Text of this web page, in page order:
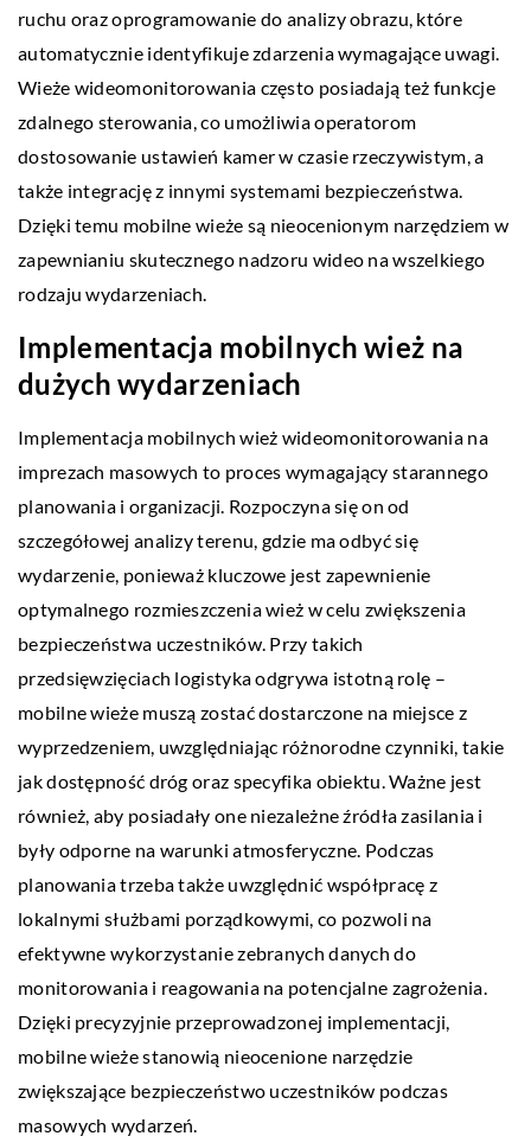
ruchu oraz oprogramowanie do analizy obrazu, które
automatycznie identyfikuje zdarzenia wymagające uwagi.
Wieże wideomonitorowania często posiadają też funkcje
zdalnego sterowania, co umożliwia operatorom
dostosowanie ustawień kamer w czasie rzeczywistym, a
także integrację z innymi systemami bezpieczeństwa.
Dzięki temu mobilne wieże są nieocenionym narzędziem w
zapewnianiu skutecznego nadzoru wideo na wszelkiego
rodzaju wydarzeniach.
Implementacja mobilnych wież na
dużych wydarzeniach
Implementacja mobilnych wież wideomonitorowania na
imprezach masowych to proces wymagający starannego
planowania i organizacji. Rozpoczyna się on od
szczegółowej analizy terenu, gdzie ma odbyć się
wydarzenie, ponieważ kluczowe jest zapewnienie
optymalnego rozmieszczenia wież w celu zwiększenia
bezpieczeństwa uczestników. Przy takich
przedsięwzięciach logistyka odgrywa istotną rolę –
mobilne wieże muszą zostać dostarczone na miejsce z
wyprzedzeniem, uwzględniając różnorodne czynniki, takie
jak dostępność dróg oraz specyfika obiektu. Ważne jest
również, aby posiadały one niezależne źródła zasilania i
były odporne na warunki atmosferyczne. Podczas
planowania trzeba także uwzględnić współpracę z
lokalnymi służbami porządkowymi, co pozwoli na
efektywne wykorzystanie zebranych danych do
monitorowania i reagowania na potencjalne zagrożenia.
Dzięki precyzyjnie przeprowadzonej implementacji,
mobilne wieże stanowią nieocenione narzędzie
zwiększające bezpieczeństwo uczestników podczas
masowych wydarzeń.